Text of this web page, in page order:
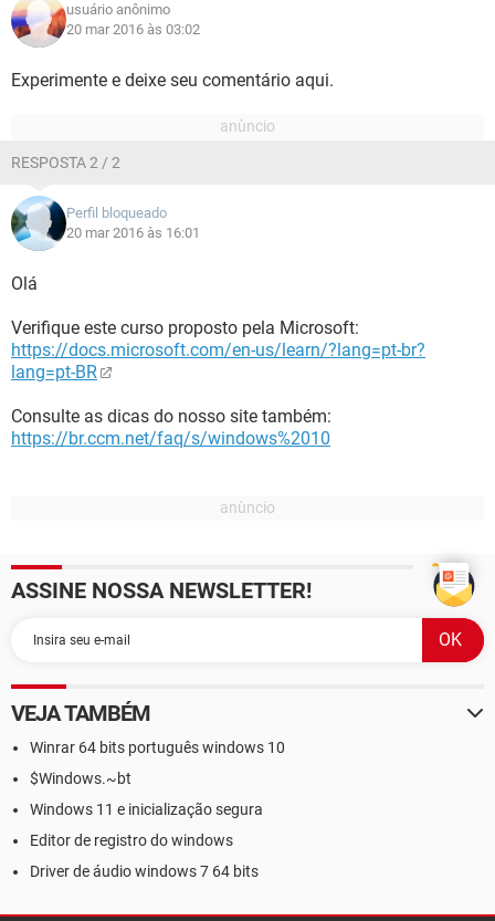
usuário anônimo
20 mar 2016 às 03:02
Experimente e deixe seu comentário aqui.
RESPOSTA 2 / 2
Perfil bloqueado
20 mar 2016 às 16:01
Olá
Verifique este curso proposto pela Microsoft:
https://docs.microsoft.com/en-us/learn/?lang=pt-br?
lang=pt-BR
Consulte as dicas do nosso site também:
https://br.ccm.net/faq/s/windows%2010
ASSINE NOSSA NEWSLETTER!
VEJA TAMBÉM
Winrar 64 bits português windows 10
$Windows.~bt
Windows 11 e inicialização segura
Editor de registro do windows
Driver de áudio windows 7 64 bits